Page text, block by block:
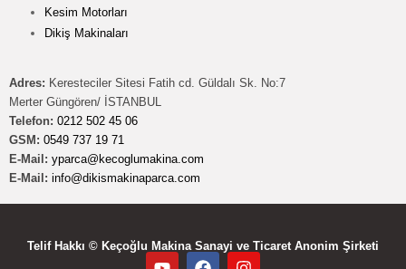
Kesim Motorları
Dikiş Makinaları
Adres: Keresteciler Sitesi Fatih cd. Güldalı Sk. No:7
Merter Güngören/ İSTANBUL
Telefon: 0212 502 45 06
GSM: 0549 737 19 71
E-Mail: yparca@kecoglumakina.com
E-Mail: info@dikismakinaparca.com
Telif Hakkı © Keçoğlu Makina Sanayi ve Ticaret Anonim Şirketi